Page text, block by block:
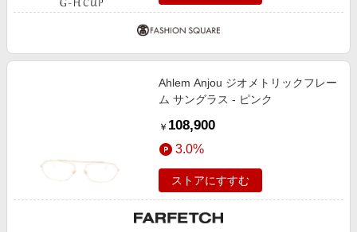
Ahlem Anjou ジオメトリックフレー
ム サングラス - ピンク
￥ 108,900
3.0%
ストアにすすむ